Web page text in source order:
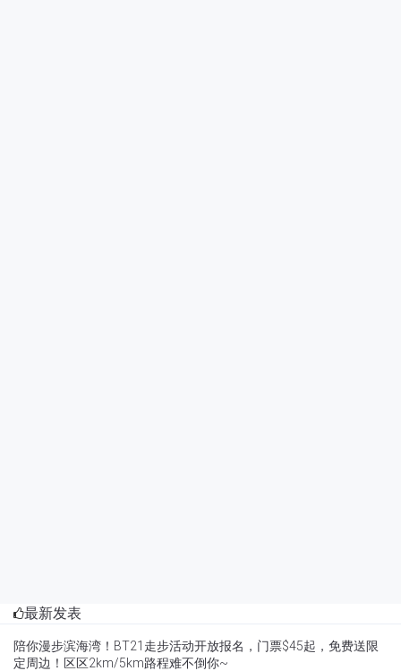
最新发表
陪你漫步滨海湾！BT21走步活动开放报名，门票$45起，免费送限
定周边！区区2km/5km路程难不倒你~